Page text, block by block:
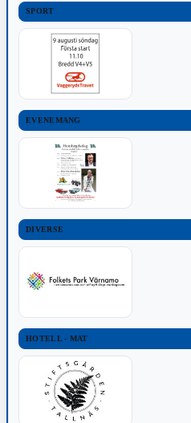
SPORT
EVENEMANG
DIVERSE
HOTELL - MAT